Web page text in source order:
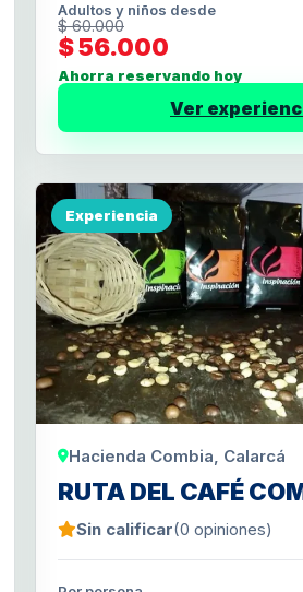
Adultos y niños desde
$ 60.000
$ 56.000
Ahorra reservando hoy
Ver
Experiencia
Hacienda Combia, Calarcá
RUTA DEL CAFÉ
Sin calificar(0 opiniones)